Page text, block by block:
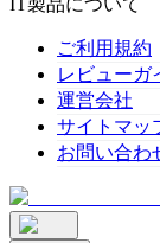
IT製品について
ご利用規約
レビューガ
運営会社
サイトマッ
お問い合わ